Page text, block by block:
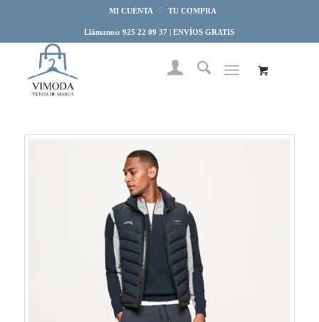
MI CUENTA TU COMPRA
Llámanos: 925 22 09 37 | ENVÍOS GRATIS